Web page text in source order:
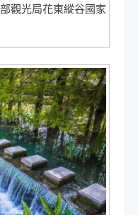
觀光局花東縱谷國家